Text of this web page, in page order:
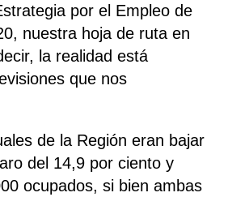
por el Empleo de
nuestra hoja de ruta en
la realidad está
que nos
de la Región eran bajar
del 14,9 por ciento y
ocupados, si bien ambas